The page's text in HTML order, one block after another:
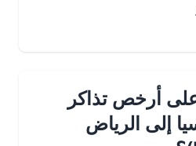
تذاكر
الرياض